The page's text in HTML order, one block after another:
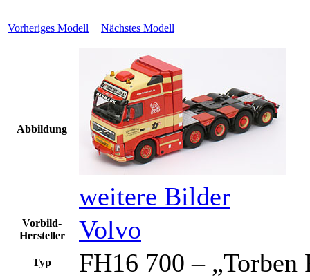
Vorheriges Modell Nächstes Modell
Abbildung
weitere Bilder
Vorbild-
Hersteller
Volvo
Typ FH16 700 – „Torben